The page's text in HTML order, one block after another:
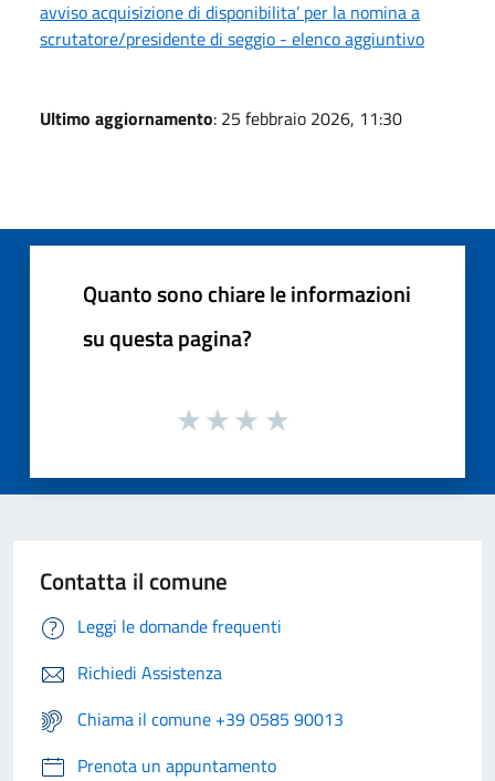
avviso acquisizione di disponibilita’ per la nomina a
scrutatore/presidente di seggio - elenco aggiuntivo
Ultimo aggiornamento: 25 febbraio 2026, 11:30
Quanto sono chiare le informazioni
su questa pagina?
Contatta il comune
Leggi le domande frequenti
Richiedi Assistenza
Chiama il comune +39 0585 90013
Prenota un appuntamento